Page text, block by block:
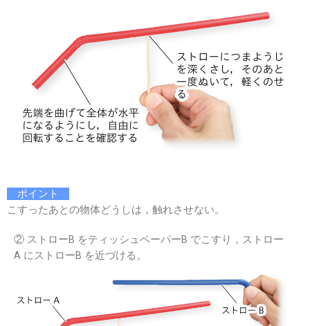
ポイント
こすったあとの物体どうしは，触れさせない。
② ストローB をティッシュペーパーB でこすり，ストロー
A にストローB を近づける。